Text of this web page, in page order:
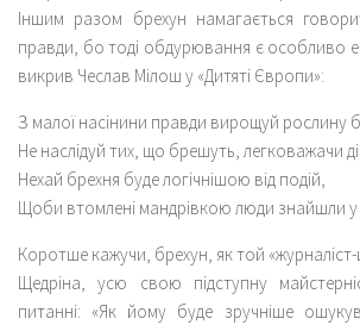
Іншим разом брехун намагається
правди, бо тоді обдурювання є особливо
викрив Чеслав Мілош у «Дитяті Європи»:
З малої насінини правди вирощуй рослину
Не наслідуй тих, що брешуть, легковажачи
Нехай брехня буде логічнішою від подій,
Щоби втомлені мандрівкою люди знайшли у
Коротше кажучи, брехун, як той
Щедріна, усю свою підступну
питанні: «Як йому буде зручніше